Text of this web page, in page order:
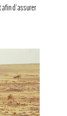
afin d'assurer